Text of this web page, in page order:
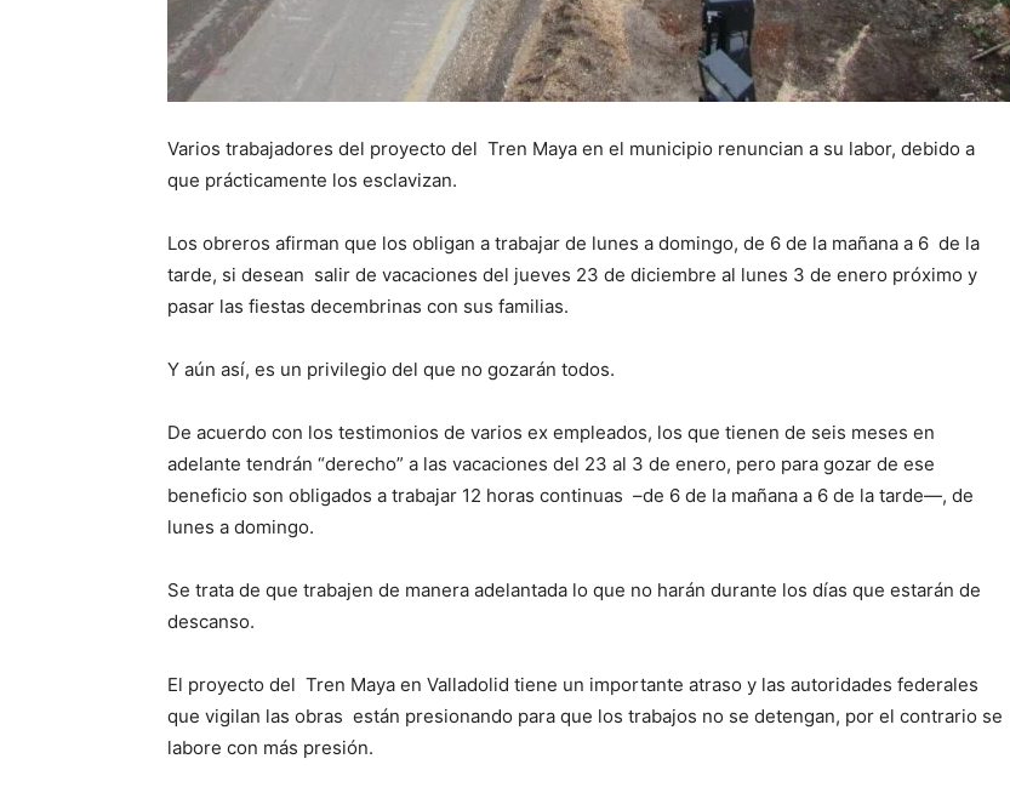
Varios trabajadores del proyecto del Tren Maya en el municipio renuncian a su labor, debido a
que prácticamente los esclavizan.
Los obreros afirman que los obligan a trabajar de lunes a domingo, de 6 de la mañana a 6 de la
tarde, si desean salir de vacaciones del jueves 23 de diciembre al lunes 3 de enero próximo y
pasar las fiestas decembrinas con sus familias.
Y aún así, es un privilegio del que no gozarán todos.
De acuerdo con los testimonios de varios ex empleados, los que tienen de seis meses en
adelante tendrán “derecho” a las vacaciones del 23 al 3 de enero, pero para gozar de ese
beneficio son obligados a trabajar 12 horas continuas –de 6 de la mañana a 6 de la tarde—, de
lunes a domingo.
Se trata de que trabajen de manera adelantada lo que no harán durante los días que estarán de
descanso.
El proyecto del Tren Maya en Valladolid tiene un importante atraso y las autoridades federales
que vigilan las obras están presionando para que los trabajos no se detengan, por el contrario se
labore con más presión.